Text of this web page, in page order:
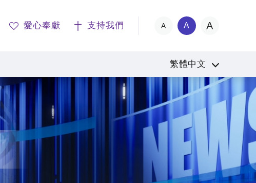
愛心奉獻 支持我們 A A A
繁體中文